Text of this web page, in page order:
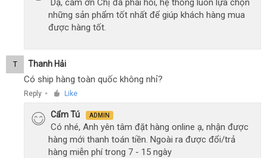
Dạ, cảm ơn Chị đã phải hồi, hệ thống luôn lựa chọn
những sản phẩm tốt nhất để giúp khách hàng mua
được hàng tốt.
T Thanh Hải
Có ship hàng toàn quốc không nhỉ?
Reply ● Like
Cẩm Tú ADMIN
Có nhé, Anh yên tâm đặt hàng online ạ, nhận được
hàng mới thanh toán tiền. Ngoài ra được đổi/trả
hàng miễn phí trong 7 - 15 ngày